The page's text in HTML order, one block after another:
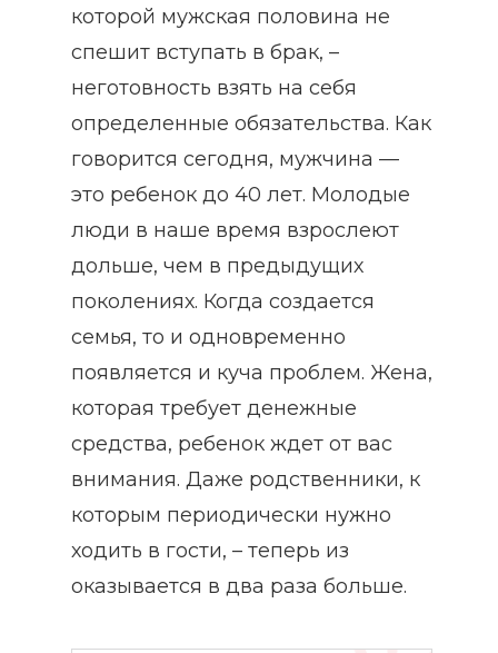
которой мужская половина не
спешит вступать в брак, –
неготовность взять на себя
определенные обязательства. Как
говорится сегодня, мужчина —
это ребенок до 40 лет. Молодые
люди в наше время взрослеют
дольше, чем в предыдущих
поколениях. Когда создается
семья, то и одновременно
появляется и куча проблем. Жена,
которая требует денежные
средства, ребенок ждет от вас
внимания. Даже родственники, к
которым периодически нужно
ходить в гости, – теперь из
оказывается в два раза больше.